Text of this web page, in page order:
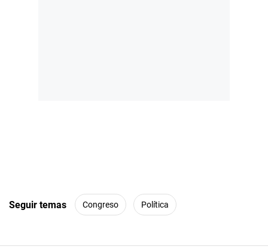
Seguir temas Congreso Política